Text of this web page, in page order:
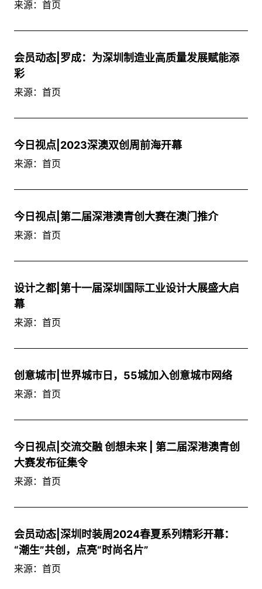
来源：首页
会员动态|罗成：为深圳制造业高质量发展赋能添
彩
来源：首页
今日视点|2023深澳双创周前海开幕
来源：首页
今日视点|第二届深港澳青创大赛在澳门推介
来源：首页
设计之都|第十一届深圳国际工业设计大展盛大启
幕
来源：首页
创意城市|世界城市日，55城加入创意城市网络
来源：首页
今日视点|交流交融 创想未来 | 第二届深港澳青创
大赛发布征集令
来源：首页
会员动态|深圳时装周2024春夏系列精彩开幕：
“潮生”共创，点亮“时尚名片”
来源：首页